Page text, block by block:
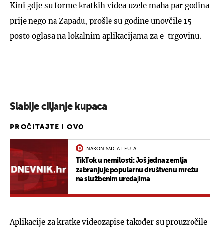
Kini gdje su forme kratkih videa uzele maha par godina
prije nego na Zapadu, prošle su godine unovčile 15
posto oglasa na lokalnim aplikacijama za e-trgovinu.
Slabije ciljanje kupaca
PROČITAJTE I OVO
NAKON SAD-A I EU-A
TikTok u nemilosti: Još jedna zemlja
zabranjuje popularnu društvenu mrežu
na službenim uređajima
Aplikacije za kratke videozapise također su prouzročile